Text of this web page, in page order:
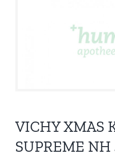
VICHY XMAS
SUPREME NH